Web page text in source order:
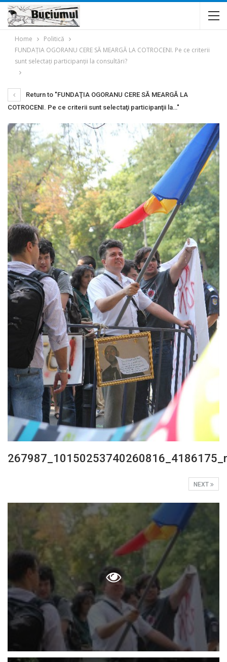
Home
Politică
FUNDAŢIA OGORANU CERE SĂ MEARGĂ LA COTROCENI. Pe ce criterii
sunt selectaţi participanţii la consultări?
Return to "FUNDAŢIA OGORANU CERE SĂ MEARGĂ LA
COTROCENI. Pe ce criterii sunt selectaţi participanţii la…"
NEXT